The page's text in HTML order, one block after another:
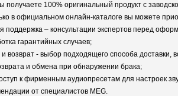
получаете 100% оригинальный продукт с
в официальном онлайн-каталоге вы можете
поддержка – консультации экспертов перед
гарантийных случаев;
возврат - выбор подходящего способа
и обмена при обнаружении брака;
к фирменным аудиопресетам для настроек
от специалистов MEG.